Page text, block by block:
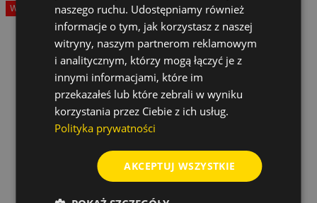
Wyprzedaż!naszego ruchu. Udostępniamy również
informacje o tym, jak korzystasz z naszej
witryny, naszym partnerom reklamowym
i analitycznym, którzy mogą łączyć je z
innymi informacjami, które im
przekazałeś lub które zebrali w wyniku
korzystania przez Ciebie z ich usług.
Polityka prywatności
AKCEPTUJ WSZYSTKIE